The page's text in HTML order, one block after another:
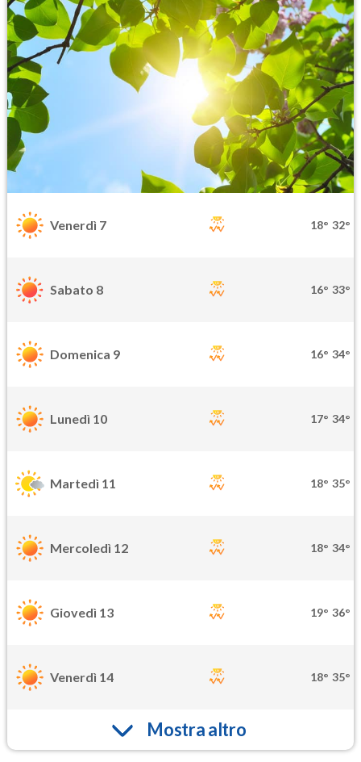
Venerdì 7 18° 32°
Sabato 8 16° 33°
Domenica 9 16° 34°
Lunedì 10 17° 34°
Martedì 11 18° 35°
Mercoledì 12 18° 34°
Giovedì 13 19° 36°
Venerdì 14 18° 35°
Mostra altro